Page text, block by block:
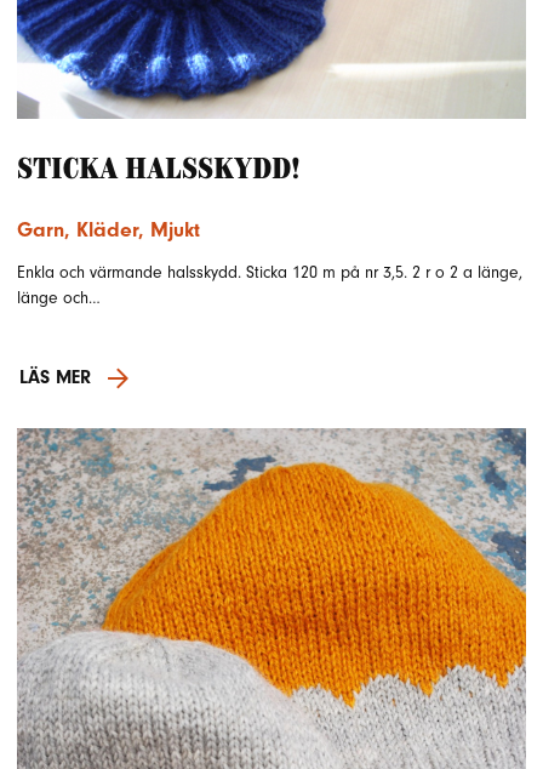
Sticka halsskydd!
Garn, Kläder, Mjukt
Enkla och värmande halsskydd. Sticka 120 m på nr 3,5. 2 r o 2 a länge,
länge och…
LÄS MER